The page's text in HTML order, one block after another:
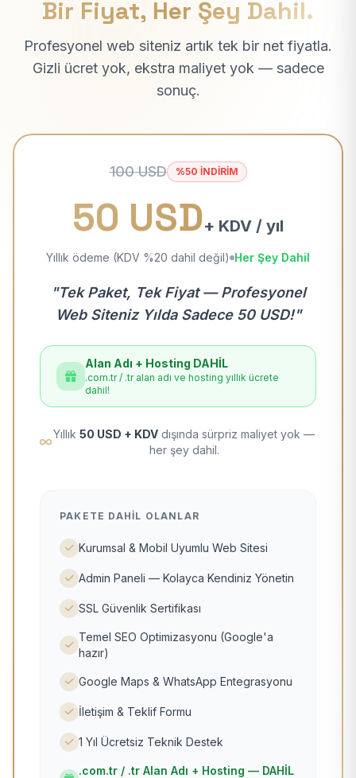
Bir Fiyat, Her Şey Dahil.
Profesyonel web siteniz artık tek bir net fiyatla.
Gizli ücret yok, ekstra maliyet yok — sadece
sonuç.
100 USD %50 İNDİRİM
50 USD+ KDV / yıl
Yıllık ödeme (KDV %20 dahil değil) Her Şey Dahil
"Tek Paket, Tek Fiyat — Profesyonel
Web Siteniz Yılda Sadece 50 USD!"
Alan Adı + Hosting DAHİL
.com.tr / .tr alan adı ve hosting yıllık ücrete
dahil!
Yıllık 50 USD + KDV dışında sürpriz maliyet yok —
her şey dahil.
PAKETE DAHIL OLANLAR
Kurumsal & Mobil Uyumlu Web Sitesi
Admin Paneli — Kolayca Kendiniz Yönetin
SSL Güvenlik Sertifikası
Temel SEO Optimizasyonu (Google'a
hazır)
Google Maps & WhatsApp Entegrasyonu
İletişim & Teklif Formu
1 Yıl Ücretsiz Teknik Destek
.com.tr / .tr Alan Adı + Hosting — DAHİL